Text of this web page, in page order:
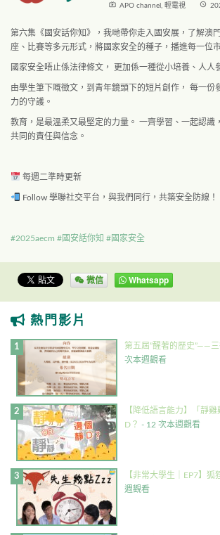
live_tv APO channel , 輕電視 access_time
第六集《國安話你知》，我哋帶你走入國安展，了解澳
座、比賽等多元形式，將國家安全的種子，播進每一位
國家安全唔止係法律條文， 更加係一種從小培養、人人
由學生筆下嘅徵文，到青年鏡頭下的短片創作， 每一份
力的守護。
教育，是最溫柔又最堅定的力量。 一齊學習、一起認識
共同的責任與信念。
每週二準時更新
Follow 學聯社交平台，與我們同行，共築安全防線！
#2025aecm #國安話你知 #國家安全
微信 Whatsapp
熱門影片
第五屆”醒著的歷史”——
次本週觀看
【降低語言能力】「靜
D？ - 12 次本週觀看
【非常大學生｜EP7】狐
週觀看